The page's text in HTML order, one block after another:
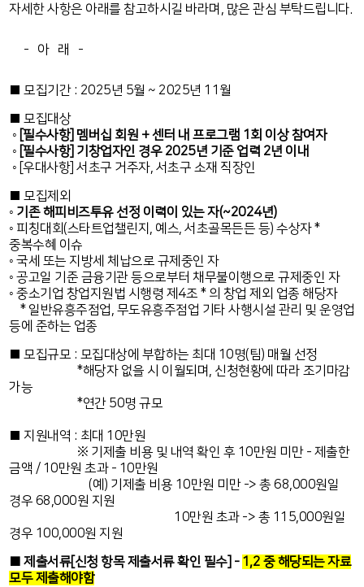
자세한 사항은 아래를 참고하시길 바라며, 많은 관심 부탁드립니다.
- 아 래 -
■ 모집기간 : 2025년 5월 ~ 2025년 11월
■ 모집대상
◦ [필수사항] 멤버십 회원 + 센터 내 프로그램 1회 이상 참여자
◦ [필수사항] 기창업자인 경우 2025년 기준 업력 2년 이내
◦ [우대사항] 서초구 거주자, 서초구 소재 직장인
■ 모집제외
◦ 기존 해피비즈투유 선정 이력이 있는 자(~2024년)
◦ 피칭대회(스타트업챌린지, 예스, 서초골목든든 등) 수상자 *
중복수혜 이슈
◦ 국세 또는 지방세 체납으로 규제중인 자
◦ 공고일 기준 금융기관 등으로부터 채무불이행으로 규제중인 자
◦ 중소기업 창업지원법 시행령 제4조 * 의 창업 제외 업종 해당자
* 일반유흥주점업, 무도유흥주점업 기타 사행시설 관리 및 운영업
등에 준하는 업종
■ 모집규모 : 모집대상에 부합하는 최대 10명(팀) 매월 선정
*해당자 없을 시 이월되며, 신청현황에 따라 조기마감
가능
*연간 50명 규모
■ 지원내역 : 최대 10만원
※ 기제출 비용 및 내역 확인 후 10만원 미만 - 제출한
금액 / 10만원 초과 - 10만원
(예) 기제출 비용 10만원 미만 -> 총 68,000원일
경우 68,000원 지원
10만원 초과 -> 총 115,000원일
경우 100,000원 지원
■ 제출서류[신청 항목 제출서류 확인 필수] - 1,2 중 해당되는 자료
모두 제출해야함